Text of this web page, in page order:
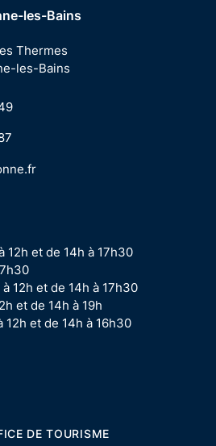
les-Bains
Thermes
les-Bains
12h et de 14h à 17h30
12h et de 14h à 17h30
et de 14h à 19h
12h et de 14h à 16h30
DE TOURISME